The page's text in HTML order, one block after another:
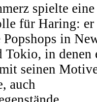
spielte eine
für Haring: er
Popshops in
Tokio, in denen
seinen
auch